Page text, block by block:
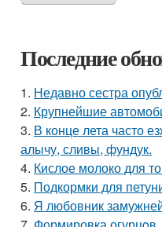
Последние
1. Недавно сестра
2. Крупнейшие
3. В конце лета часто
алычу, сливы, фундук.
4. Кислое молоко для
5. Подкормки для
6. Я любовник